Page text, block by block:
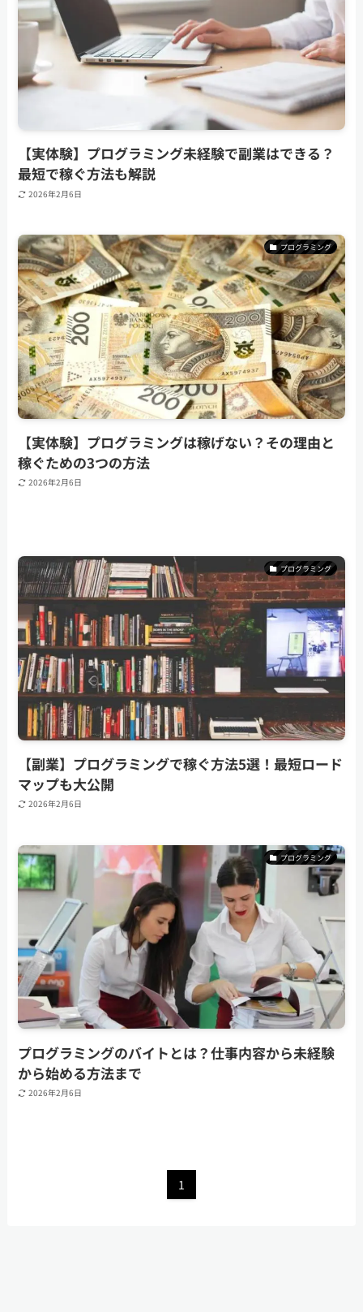
【実体験】プログラミング未経験で副業はできる？
最短で稼ぐ方法も解説
2026年2月6日
プログラミング
【実体験】プログラミングは稼げない？その理由と
稼ぐための3つの方法
2026年2月6日
プログラミング
【副業】プログラミングで稼ぐ方法5選！最短ロード
マップも大公開
2026年2月6日
プログラミング
プログラミングのバイトとは？仕事内容から未経験
から始める方法まで
2026年2月6日
1